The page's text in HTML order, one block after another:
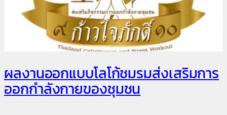
ผลงานออกแบบโลโก้ชมรมส่งเสริมการ
ออกกำลังกายของชุมชน